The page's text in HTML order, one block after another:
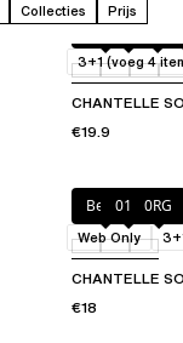
Collecties Prijs
Beige020023
CHANTELLE
€19.9
3+1 (voeg 4
Beige011 0RG
CHANTELLE
€18
Web Only